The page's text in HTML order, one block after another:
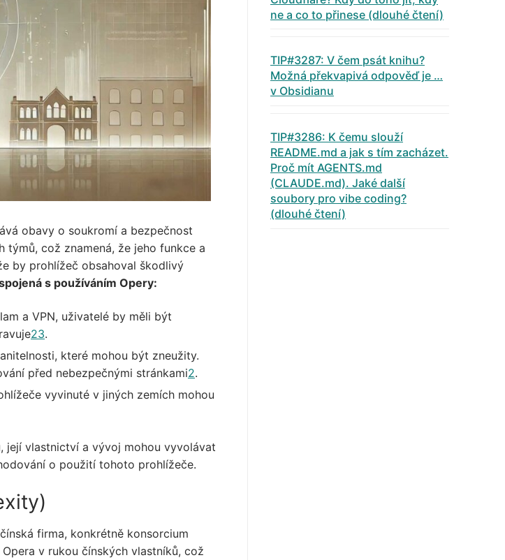
obavy o soukromí a bezpečnost
což znamená, že jeho funkce a
by prohlížeč obsahoval škodlivý
s používáním Opery:
a VPN, uživatelé by měli být
23.
které mohou být zneužity.
před nebezpečnými stránkami2.
vyvinuté v jiných zemích mohou
její vlastnictví a vývoj mohou vyvolávat
o použití tohoto prohlížeče.
firma, konkrétně konsorcium
v rukou čínských vlastníků, což
ne a co to přinese (dlouhé čtení)
TIP#3287: V čem psát knihu?
Možná překvapivá odpověď je …
v Obsidianu
TIP#3286: K čemu slouží
README.md a jak s tím zacházet.
Proč mít AGENTS.md
(CLAUDE.md). Jaké další
soubory pro vibe coding?
(dlouhé čtení)